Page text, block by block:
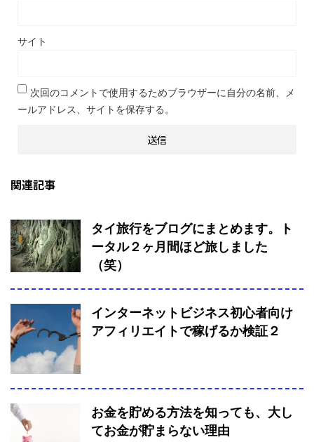
サイト
次回のコメントで使用するためブラウザーに自分の名前、メ
ールアドレス、サイトを保存する。
関連記事
タイ旅行をブログにまとめます。ト
ータル２ヶ月間ほど旅しました
（笑）
インターネットビジネス初心者向け
アフィリエイトで稼げるか検証２
お金を貯める方法を知っても、大し
てお金が貯まらない理由